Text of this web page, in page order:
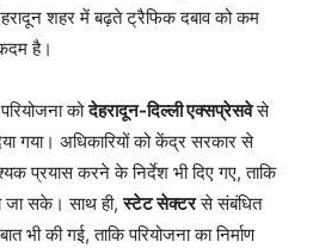
शहर में बढ़ते ट्रैफिक दबाव को कम
है।
कोदेहरादून-दिल्ली एक्सप्रेसवेसे
गया। अधिकारियों को केंद्र सरकार से
प्रयास करने के निर्देश भी दिए गए, ताकि
जा सके। साथ ही,स्टेट सेक्टरसे संबंधित
भी की गई, ताकि परियोजना का निर्माण